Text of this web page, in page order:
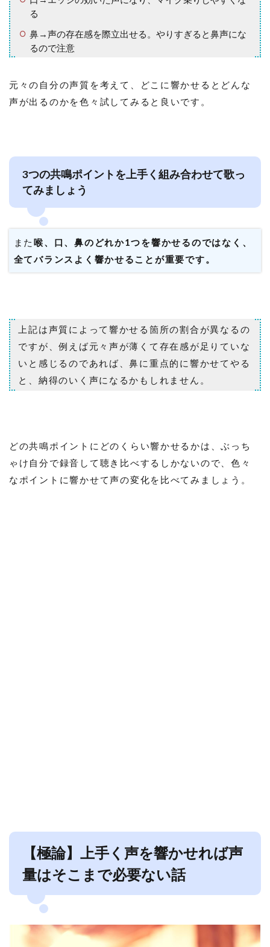
る
鼻→声の存在感を際立出せる。やりすぎると鼻声にな
るので注意
元々の自分の声質を考えて、どこに響かせるとどんな
声が出るのかを色々試してみると良いです。
3つの共鳴ポイントを上手く組み合わせて歌っ
てみましょう
また喉、口、鼻のどれか1つを響かせるのではなく、
全てバランスよく響かせることが重要です。
上記は声質によって響かせる箇所の割合が異なるの
ですが、例えば元々声が薄くて存在感が足りていな
いと感じるのであれば、鼻に重点的に響かせてやる
と、納得のいく声になるかもしれません。
どの共鳴ポイントにどのくらい響かせるかは、ぶっち
ゃけ自分で録音して聴き比べするしかないので、色々
なポイントに響かせて声の変化を比べてみましょう。
【極論】上手く声を響かせれば声
量はそこまで必要ない話